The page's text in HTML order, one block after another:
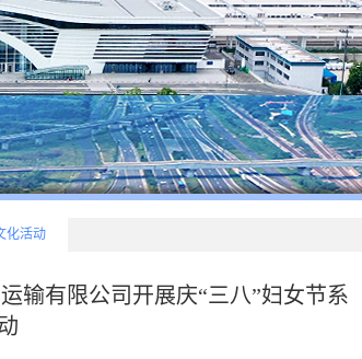
化活动
输有限公司开展庆“三八”妇女节系